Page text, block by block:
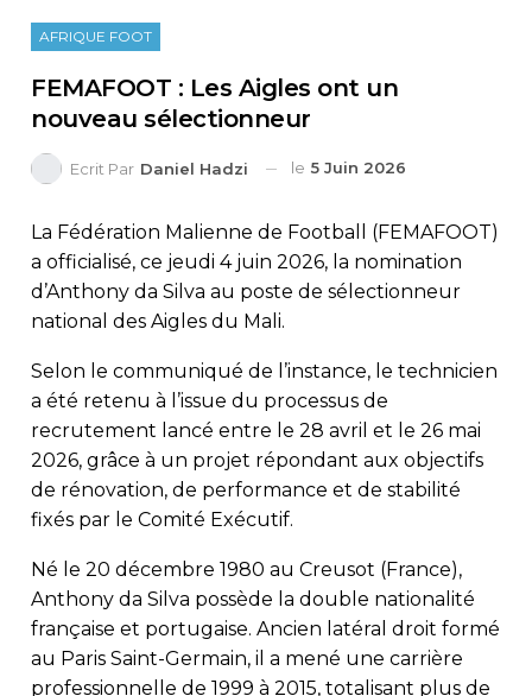
AFRIQUE FOOT
FEMAFOOT : Les Aigles ont un
nouveau sélectionneur
Ecrit Par Daniel Hadzi le 5 Juin 2026
La Fédération Malienne de Football (FEMAFOOT)
a officialisé, ce jeudi 4 juin 2026, la nomination
d’Anthony da Silva au poste de sélectionneur
national des Aigles du Mali.
Selon le communiqué de l’instance, le technicien
a été retenu à l’issue du processus de
recrutement lancé entre le 28 avril et le 26 mai
2026, grâce à un projet répondant aux objectifs
de rénovation, de performance et de stabilité
fixés par le Comité Exécutif.
Né le 20 décembre 1980 au Creusot (France),
Anthony da Silva possède la double nationalité
française et portugaise. Ancien latéral droit formé
au Paris Saint-Germain, il a mené une carrière
professionnelle de 1999 à 2015, totalisant plus de